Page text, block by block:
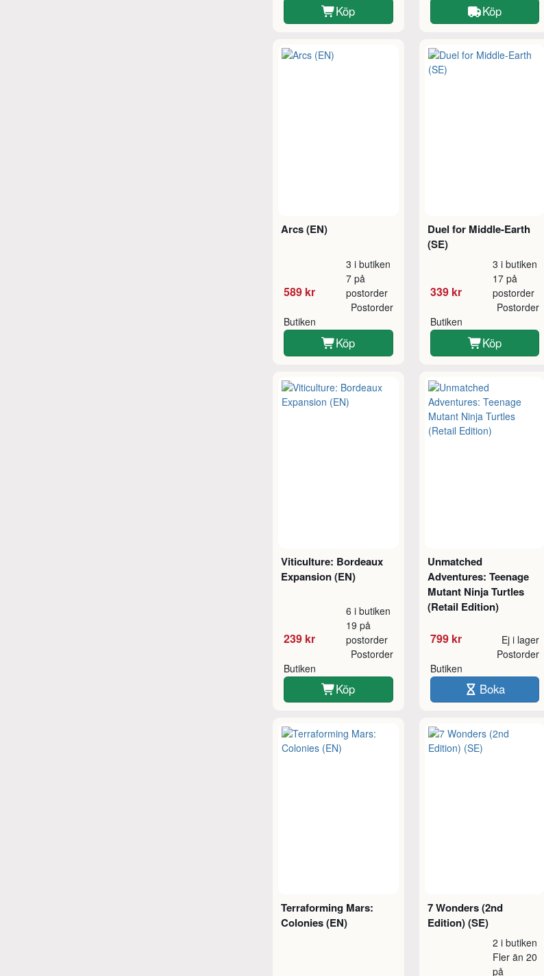
Köp Köp
Arcs (EN)
589 kr
3 i butiken
7 på
postorder
Butiken
Postorder
Köp
Duel for Middle-Earth
(SE)
339 kr
3 i butiken
17 på
postorder
Butiken
Postorder
Köp
Viticulture: Bordeaux
Expansion (EN)
239 kr
6 i butiken
19 på
postorder
Butiken
Postorder
Köp
Unmatched
Adventures: Teenage
Mutant Ninja Turtles
(Retail Edition)
799 kr Ej i lager
Butiken
Postorder
Boka
Terraforming Mars:
Colonies (EN)
7 Wonders (2nd
Edition) (SE)
2 i butiken
Fler än 20
på